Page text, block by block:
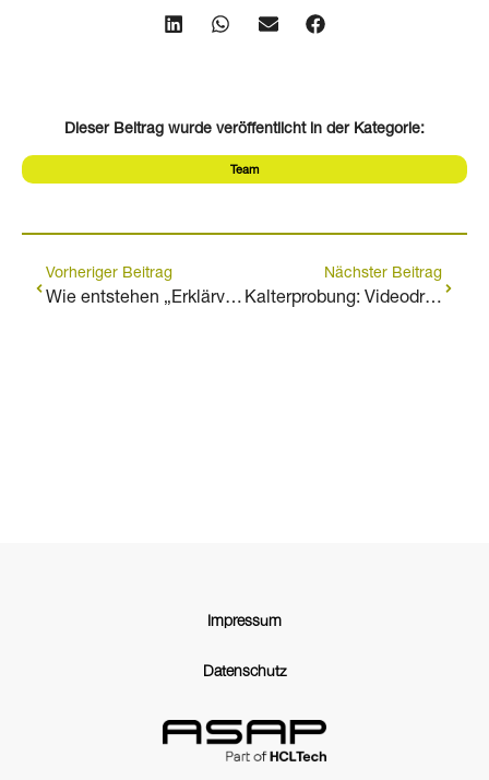
Dieser Beitrag wurde veröffentlicht in der Kategorie:
Team
Vorheriger Beitrag
Wie entstehen „Erklärvideos“?
Nächster Beitrag
Kalterprobung: Videodreh am Polarkreis
Impressum
Datenschutz